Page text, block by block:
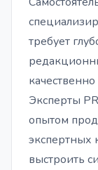
требует
Эксперты
опытом
экспертных
выстроить